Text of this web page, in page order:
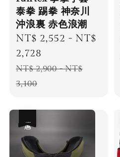
泰拳 踢拳 神奈川
沖浪裏 赤色浪潮
Sale
price
NT$ 2,552 - NT$
2,728
Regular
price
NT$ 2,900-NT$
3,100